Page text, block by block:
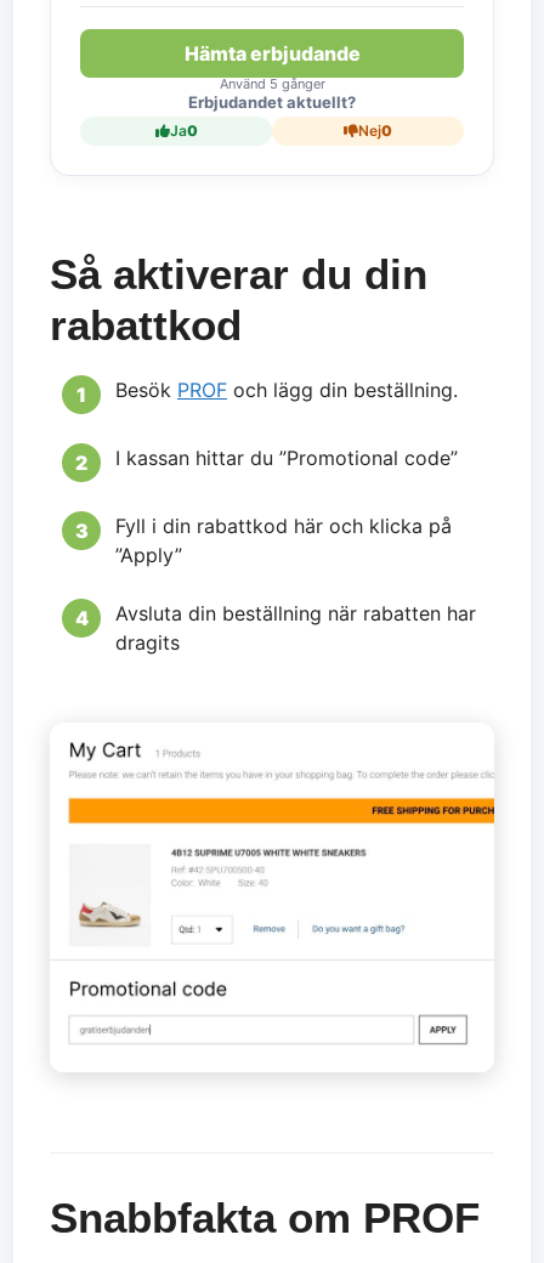
Hämta erbjudande
Använd 5 gånger
Erbjudandet aktuellt?
Ja0 Nej0
Så aktiverar du din
rabattkod
Besök PROF och lägg din beställning.
I kassan hittar du ”Promotional code”
Fyll i din rabattkod här och klicka på
”Apply”
Avsluta din beställning när rabatten har
dragits
Snabbfakta om PROF